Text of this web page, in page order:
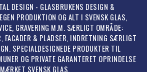
DESIGN - GLASBRUKENS DESIGN &
PRODUKTION OG ALT I SVENSK GLAS,
GRAVERING M.M. SÆRLIGT OMRÅDE:
FACADER & PLADSER, INDRETNING SÆRLIGT
SPECIALDESIGNEDE PRODUKTER TIL
OG PRIVATE GARANTERET OPRINDELSE
MÆRKET SVENSK GLAS.